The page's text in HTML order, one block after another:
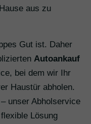
aus zu
Gut ist. Daher
Autoankauf
bei dem wir Ihr
Haustür abholen.
unser Abholservice
Lösung